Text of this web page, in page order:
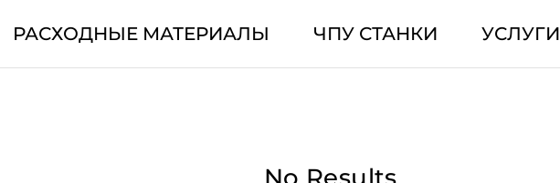
РАСХОДНЫЕ МАТЕРИАЛЫ ЧПУ СТАНКИ УСЛУГИ